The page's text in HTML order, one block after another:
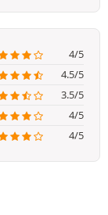
4/5
4.5/5
3.5/5
4/5
4/5